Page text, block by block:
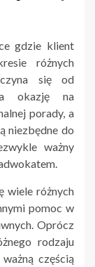
gdzie klient
różnych
się od
okazję na
porady, a
niezbędne do
ważny
wiele różnych
pomoc w
Oprócz
rodzaju
częścią